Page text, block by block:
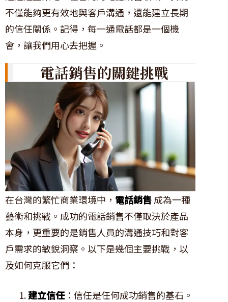
不僅能夠更有效地與客戶溝通，還能建立長期
的信任關係。記得，每一通電話都是一個機
會，讓我們用心去把握。
電話銷售的關鍵挑戰
在台灣的繁忙商業環境中， 電話銷售成為一種
藝術和挑戰。成功的電話銷售不僅取決於產品
本身，更重要的是銷售人員的溝通技巧和對客
戶需求的敏銳洞察。以下是幾個主要挑戰，以
及如何克服它們：
建立信任：信任是任何成功銷售的基石。